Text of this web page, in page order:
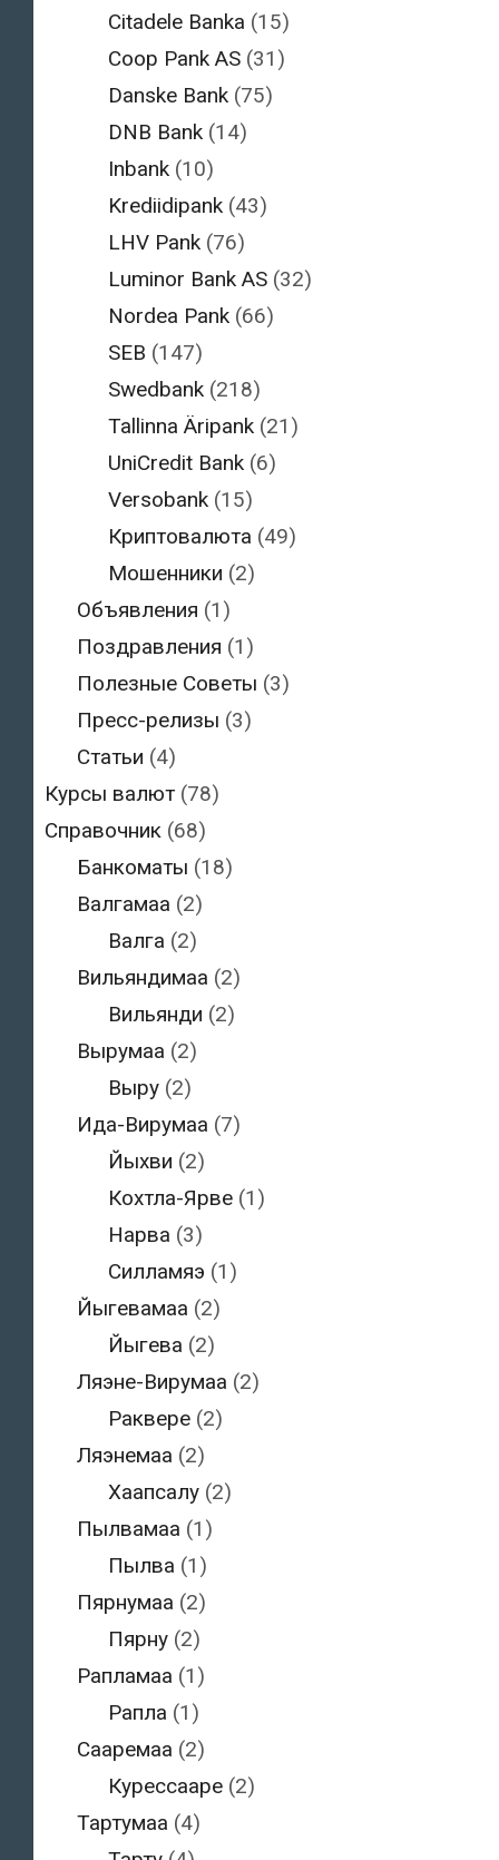
Citadele Banka (15)
Coop Pank AS (31)
Danske Bank (75)
DNB Bank (14)
Inbank (10)
Krediidipank (43)
LHV Pank (76)
Luminor Bank AS (32)
Nordea Pank (66)
SEB (147)
Swedbank (218)
Tallinna Äripank (21)
UniCredit Bank (6)
Versobank (15)
Криптовалюта (49)
Мошенники (2)
Объявления (1)
Поздравления (1)
Полезные Советы (3)
Пресс-релизы (3)
Статьи (4)
Курсы валют (78)
Справочник (68)
Банкоматы (18)
Валгамаа (2)
Валга (2)
Вильяндимаа (2)
Вильянди (2)
Вырумаа (2)
Выру (2)
Ида-Вирумаа (7)
Йыхви (2)
Кохтла-Ярве (1)
Нарва (3)
Силламяэ (1)
Йыгевамаа (2)
Йыгева (2)
Ляэне-Вирумаа (2)
Раквере (2)
Ляэнемаа (2)
Хаапсалу (2)
Пылвамаа (1)
Пылва (1)
Пярнумаа (2)
Пярну (2)
Рапламаа (1)
Рапла (1)
Сааремаа (2)
Курессааре (2)
Тартумаа (4)